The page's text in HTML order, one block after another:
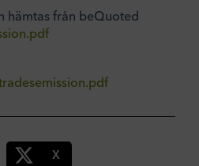
hämtas från beQuoted
X